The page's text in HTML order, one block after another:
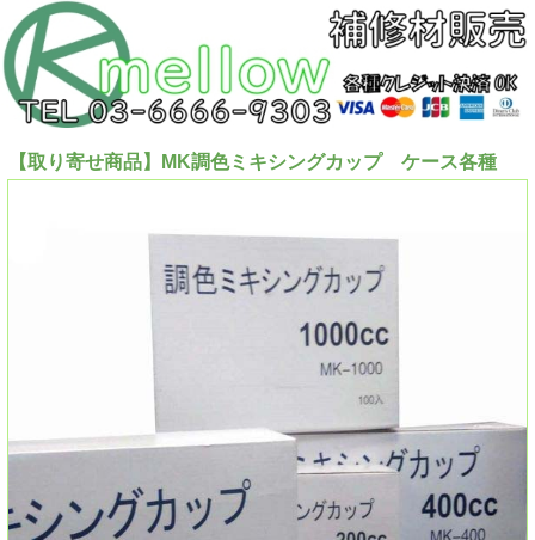
【取り寄せ商品】MK調色ミキシングカップ ケース各種